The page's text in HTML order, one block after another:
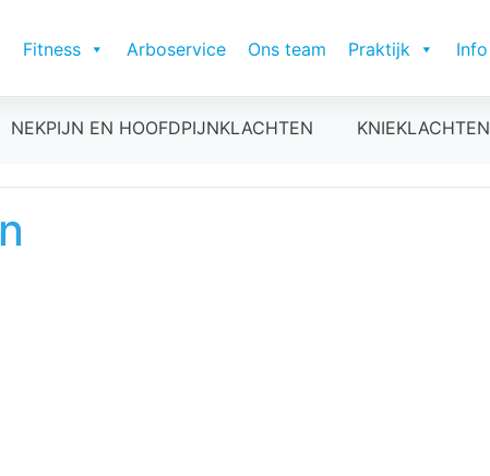
Fitness Arboservice Ons team Praktijk Info
NEKPIJN EN HOOFDPIJNKLACHTEN KNIEKLACHTEN